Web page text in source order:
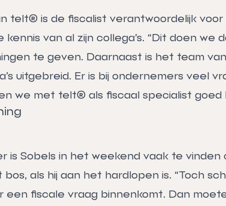
telt® is de fiscalist verantwoordelijk voor
van al zijn collega’s. “Dit doen we
te geven. Daarnaast is het team
uitgebreid. Er is bij ondernemers veel
we met telt® als fiscaal specialist goed
is Sobels in het weekend vaak te vinden
als hij aan het hardlopen is. “Toch
een fiscale vraag binnenkomt. Dan